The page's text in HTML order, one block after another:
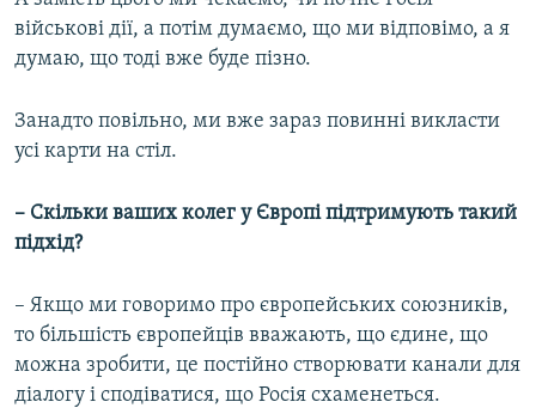
військові дії, а потім думаємо, що ми відповімо, а я
думаю, що тоді вже буде пізно.
Занадто повільно, ми вже зараз повинні викласти
усі карти на стіл.
– Скільки ваших колег у Європі підтримують такий
підхід?
– Якщо ми говоримо про європейських союзників,
то більшість європейців вважають, що єдине, що
можна зробити, це постійно створювати канали для
діалогу і сподіватися, що Росія схаменеться.